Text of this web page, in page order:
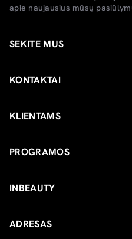
apie naujausius mūsų
SEKITE MUS
KONTAKTAI
KLIENTAMS
PROGRAMOS
INBEAUTY
ADRESAS